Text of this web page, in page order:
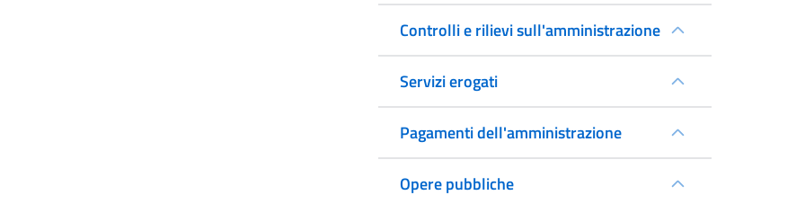
Controlli e rilievi sull'amministrazione
Servizi erogati
Pagamenti dell'amministrazione
Opere pubbliche